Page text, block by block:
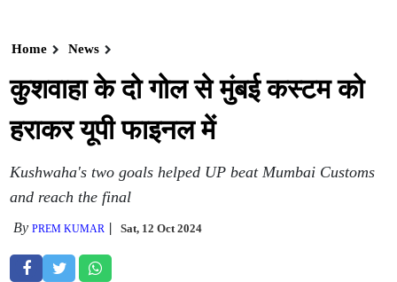
Home News
कुशवाहा के दो गोल से मुंबई कस्टम को
हराकर यूपी फाइनल में
Kushwaha's two goals helped UP beat Mumbai Customs
and reach the final
ByPREM KUMAR Sat, 12 Oct 2024